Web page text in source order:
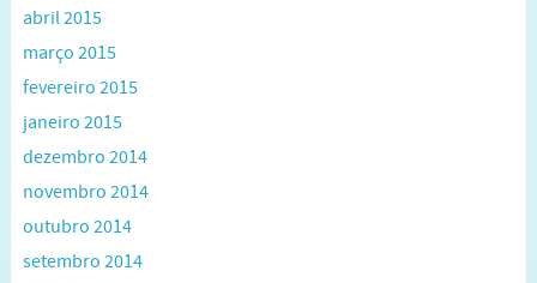
abril 2015
março 2015
fevereiro 2015
janeiro 2015
dezembro 2014
novembro 2014
outubro 2014
setembro 2014